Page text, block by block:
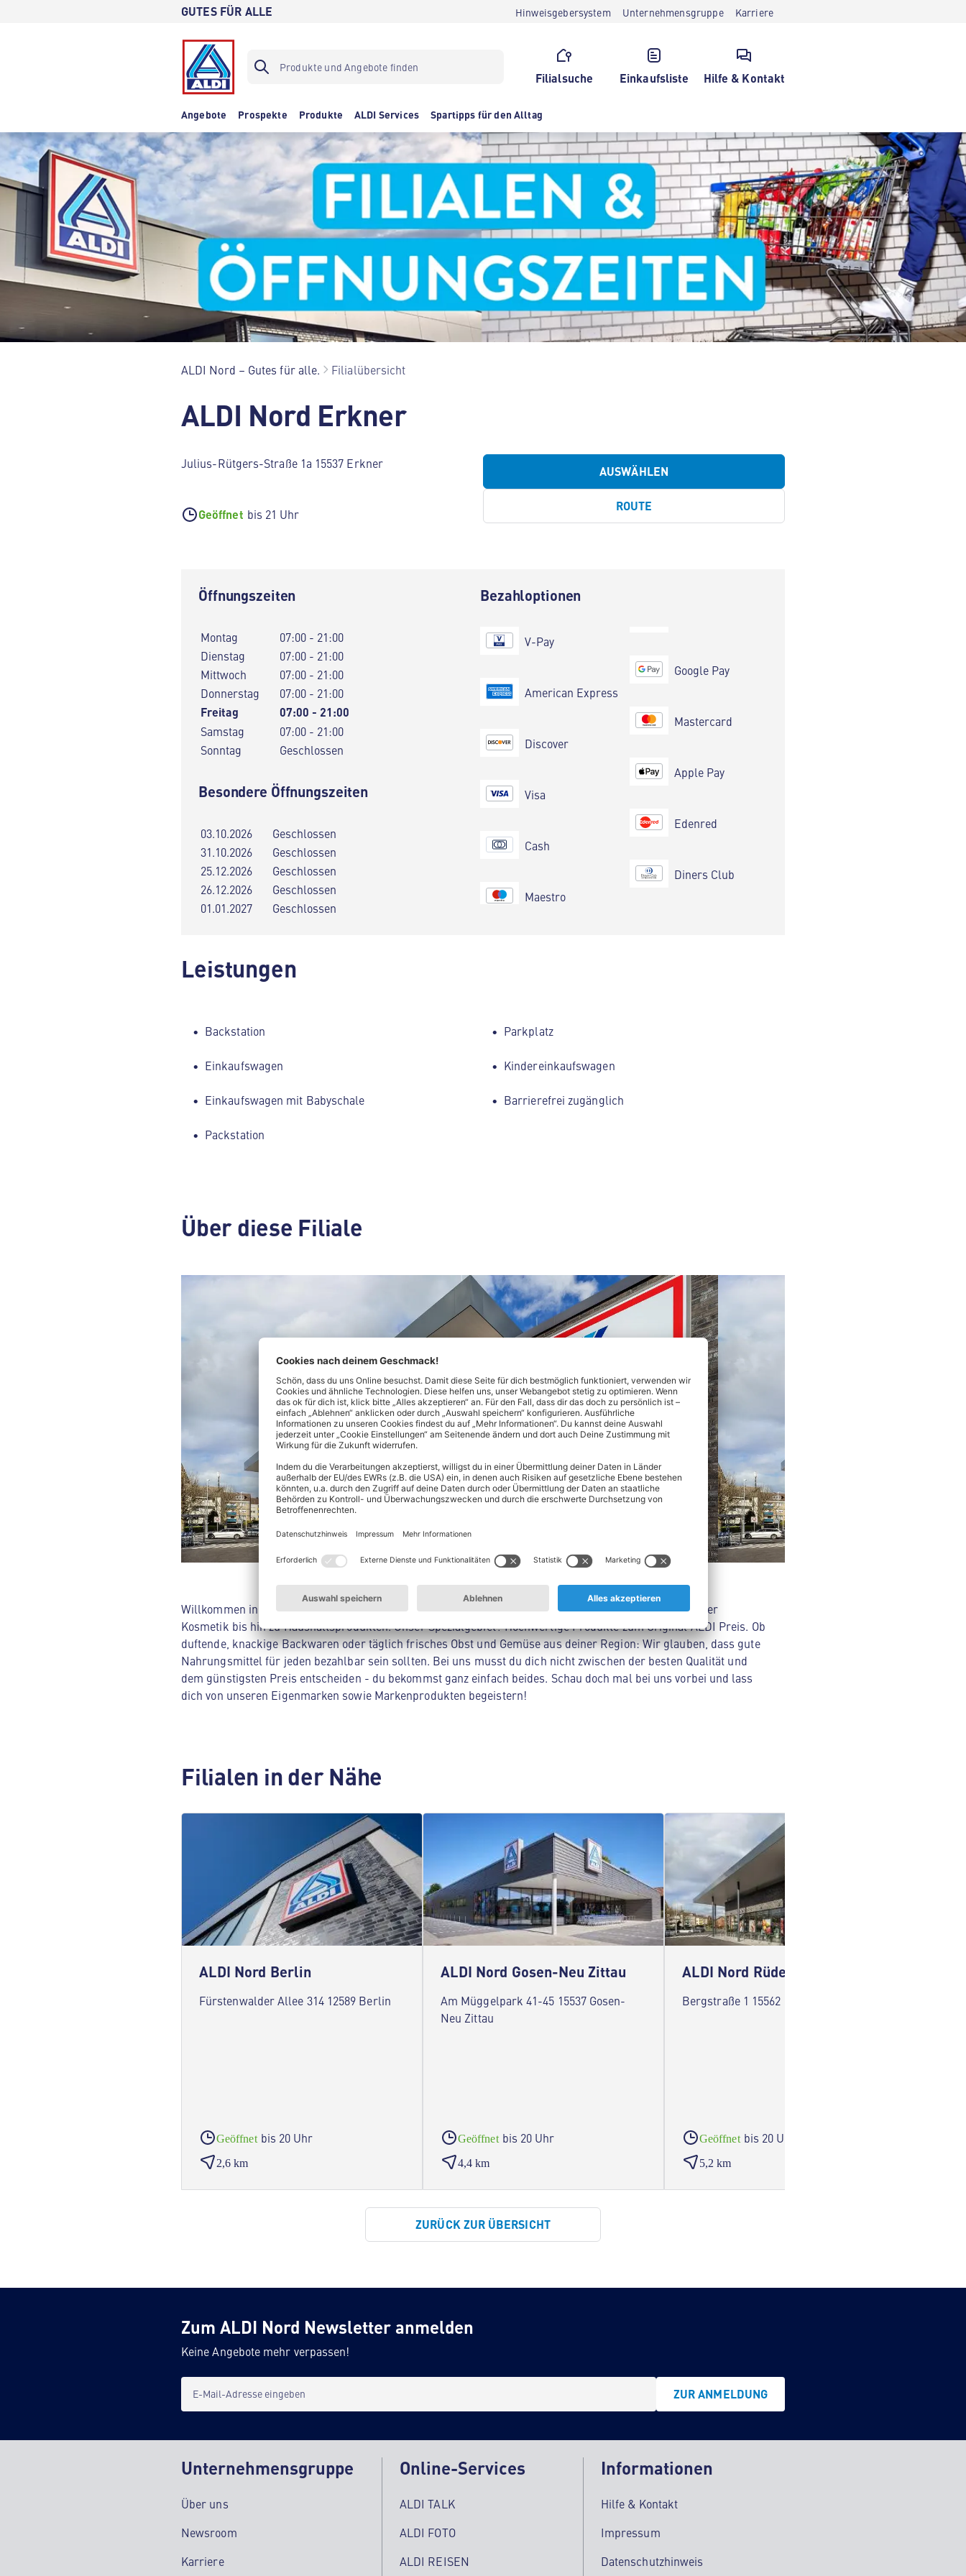
GUTES FÜR ALLE Hinweisgebersystem Unternehmensgruppe Karriere
Filialsuche Einkaufsliste Hilfe & Kontakt
Angebote Prospekte Produkte ALDI Services Spartipps für den Alltag
ALDI Nord – Gutes für alle. Filialübersicht
ALDI Nord Erkner
Julius-Rütgers-Straße 1a 15537 Erkner
Geöffnet bis 21 Uhr
AUSWÄHLEN
ROUTE
Öffnungszeiten
Montag
07:00 - 21:00
Dienstag
07:00 - 21:00
Mittwoch
07:00 - 21:00
Donnerstag
07:00 - 21:00
Freitag 07:00 - 21:00
Samstag
07:00 - 21:00
Sonntag
Geschlossen
Besondere Öffnungszeiten
03.10.2026
Geschlossen
31.10.2026
Geschlossen
25.12.2026
Geschlossen
26.12.2026
Geschlossen
01.01.2027
Geschlossen
Bezahloptionen
V-Pay
American Express
Discover
Visa
Cash
Maestro
Google Pay
Mastercard
Apple Pay
Edenred
Diners Club
Leistungen
Backstation Parkplatz
Einkaufswagen Kindereinkaufswagen
Einkaufswagen mit Babyschale Barrierefrei zugänglich
Packstation
Über diese Filiale
Willkommen in deinem ALDI Nord! Hier findest du alles, was dein Herz begehrt - von Lebensmitteln über
Kosmetik bis hin zu Haushaltsprodukten. Unser Spezialgebiet? Hochwertige Produkte zum Original ALDI Preis. Ob
duftende, knackige Backwaren oder täglich frisches Obst und Gemüse aus deiner Region: Wir glauben, dass gute
Nahrungsmittel für jeden bezahlbar sein sollten. Bei uns musst du dich nicht zwischen der besten Qualität und
dem günstigsten Preis entscheiden - du bekommst ganz einfach beides. Schau doch mal bei uns vorbei und lass
dich von unseren Eigenmarken sowie Markenprodukten begeistern!
Filialen in der Nähe
ALDI Nord Berlin
Fürstenwalder Allee 314 12589 Berlin
Geöffnet bis 20 Uhr
2,6 km
ALDI Nord Gosen-Neu Zittau
Am Müggelpark 41-45 15537 Gosen-
Neu Zittau
Geöffnet bis 20 Uhr
4,4 km
ALDI Nord Rüdersdorf
Bergstraße 1 15562 Rüdersdorf
Geöffnet bis 20 Uhr
5,2 km
ZURÜCK ZUR ÜBERSICHT
Zum ALDI Nord Newsletter anmelden
Keine Angebote mehr verpassen!
E-Mail-Adresse eingeben ZUR ANMELDUNG
Unternehmensgruppe
Über uns
Newsroom
Karriere
Online-Services
ALDI TALK
ALDI FOTO
ALDI REISEN
Informationen
Hilfe & Kontakt
Impressum
Datenschutzhinweis